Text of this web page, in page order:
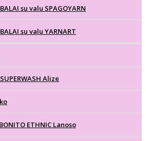
su valu SPAGOYARN
su valu YARNART
Alize
ETHNIC Lanoso